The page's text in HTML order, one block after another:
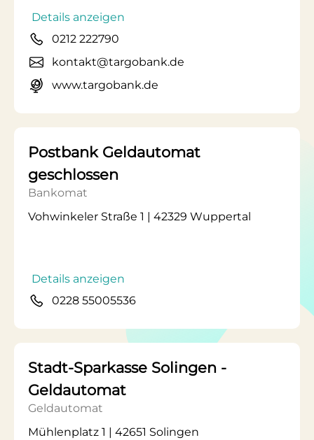
Details anzeigen
0212 222790
kontakt@targobank.de
www.targobank.de
Postbank Geldautomat
geschlossen
Bankomat
Vohwinkeler Straße 1 | 42329 Wuppertal
Details anzeigen
0228 55005536
Stadt-Sparkasse Solingen -
Geldautomat
Geldautomat
Mühlenplatz 1 | 42651 Solingen